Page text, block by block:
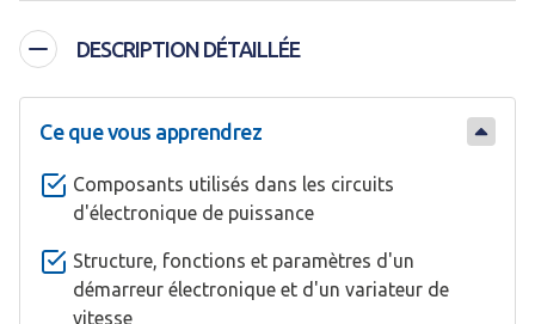
DESCRIPTION DÉTAILLÉE
Ce que vous apprendrez
Composants utilisés dans les circuits
d'électronique de puissance
Structure, fonctions et paramètres d'un
démarreur électronique et d'un variateur de
vitesse